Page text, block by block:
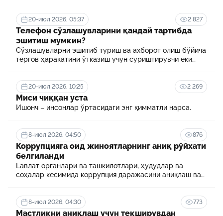
20-июл 2026, 05:37 2 827
Телефон сўзлашувларини қандай тартибда
эшитиш мумкин?
Сўзлашувларни эшитиб туриш ва ахборот олиш бўйича
тергов ҳаракатини ўтказиш учун суриштирувчи ёки
20-июл 2026, 10:25 2 269
Миси чиққан уста
Ишонч – инсонлар ўртасидаги энг қимматли нарса.
8-июл 2026, 04:50 876
Коррупцияга оид жиноятларнинг аниқ рўйхати
белгиланди
Lавлат органлари ва ташкилотлари, ҳудудлар ва
соҳалар кесимида коррупция даражасини аниқлаш ва
8-июл 2026, 04:30 773
Мастликни аниқлаш учун текширувдан